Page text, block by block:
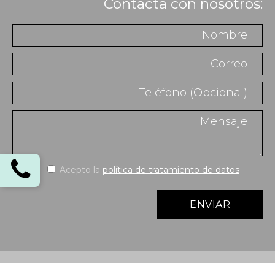
Contacta con nosotros:
Acepto la política de tratamiento de datos